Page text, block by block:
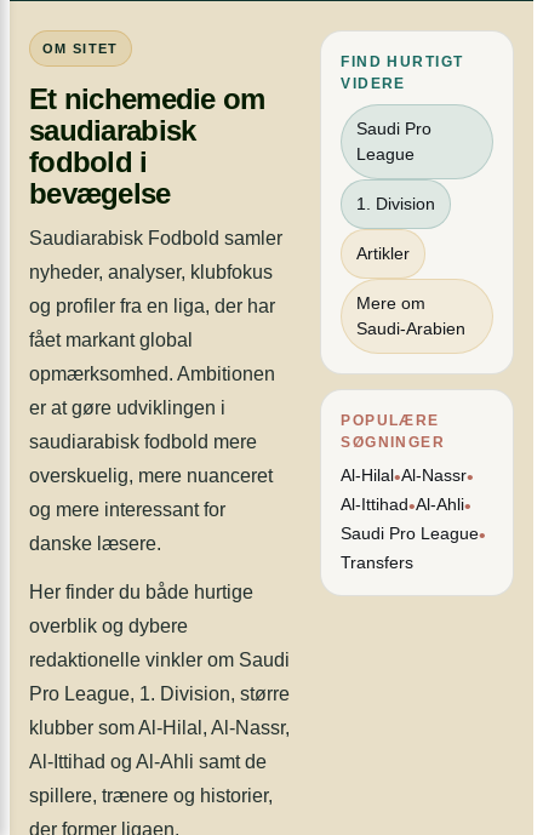
OM SITET
Et nichemedie om
saudiarabisk
fodbold i
bevægelse
Saudiarabisk Fodbold samler
nyheder, analyser, klubfokus
og profiler fra en liga, der har
fået markant global
opmærksomhed. Ambitionen
er at gøre udviklingen i
saudiarabisk fodbold mere
overskuelig, mere nuanceret
og mere interessant for
danske læsere.
Her finder du både hurtige
overblik og dybere
redaktionelle vinkler om Saudi
Pro League, 1. Division, større
klubber som Al-Hilal, Al-Nassr,
Al-Ittihad og Al-Ahli samt de
spillere, trænere og historier,
der former ligaen.
FIND HURTIGT
VIDERE
Saudi Pro
League
1. Division
Artikler
Mere om
Saudi-Arabien
POPULÆRE
SØGNINGER
Al-Hilal•Al-Nassr•
Al-Ittihad•Al-Ahli•
Saudi Pro League•
Transfers